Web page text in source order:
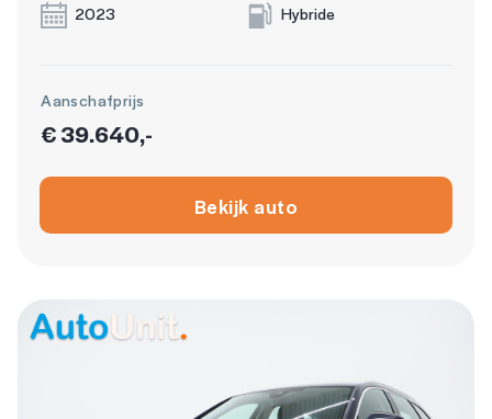
2023 Hybride
Aanschafprijs
€ 39.640,-
Bekijk auto